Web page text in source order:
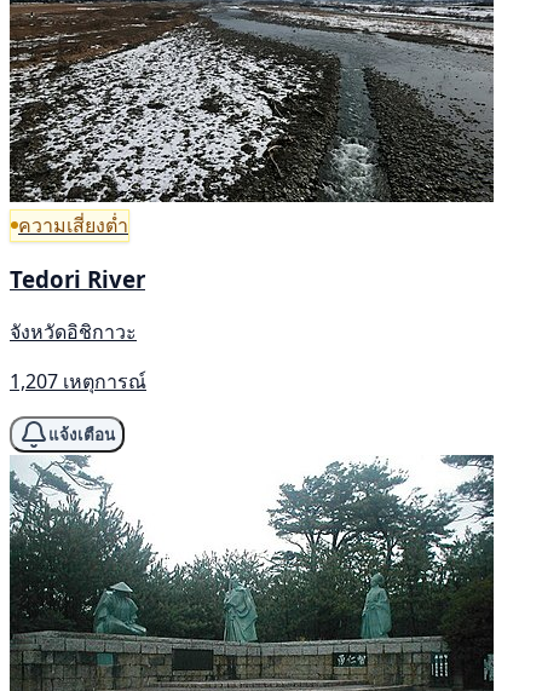
ความเสี่ยงต่ำ
Tedori River
จังหวัดอิชิกาวะ
1,207 เหตุการณ์
แจ้งเตือน